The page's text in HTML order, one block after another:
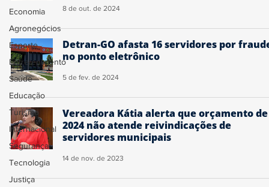
Economia
Agronegócios
Esporte
Entretenimento
Saúde
Educação
Turismo
Internacional
Segurança
Tecnologia
Justiça
8 de out. de 2024
Detran-GO afasta 16 servidores por
no ponto eletrônico
5 de fev. de 2024
Vereadora Kátia alerta que orçamento de
2024 não atende reivindicações de
servidores municipais
14 de nov. de 2023